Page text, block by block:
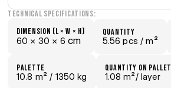
Technical Specifications:
Dimension (L × W × H)
60 × 30 × 6 cm
quantity
5.56 pcs / m²
palette
10.8 m² / 1350 kg
Quantity on pallet
1.08 m²/ layer